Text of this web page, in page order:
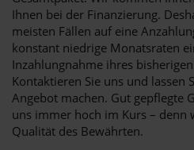
Ihnen bei der Finanzierung.
meisten Fällen auf eine
konstant niedrige Monatsraten
Inzahlungnahme ihres
Kontaktieren Sie uns und lassen
Angebot machen. Gut gepflegte
uns immer hoch im Kurs – denn
Qualität des Bewährten.